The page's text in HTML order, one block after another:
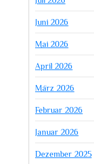
Juni 2026
Mai 2026
April 2026
März 2026
Februar 2026
Januar 2026
Dezember 2025